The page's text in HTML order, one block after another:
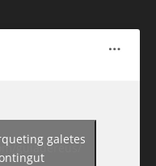
guiadereus/
galetes